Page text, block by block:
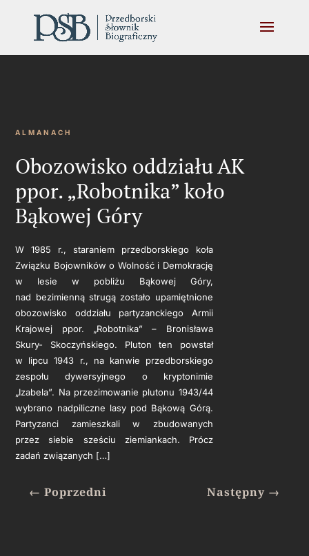
ALMANACH
Obozowisko oddziału AK
ppor. „Robotnika” koło
Bąkowej Góry
W 1985 r., staraniem przedborskiego koła
Związku Bojowników o Wolność i Demokrację
w lesie w pobliżu Bąkowej Góry,
nad bezimienną strugą zostało upamiętnione
obozowisko oddziału partyzanckiego Armii
Krajowej ppor. „Robotnika” – Bronisława
Skury- Skoczyńskiego. Pluton ten powstał
w lipcu 1943 r., na kanwie przedborskiego
zespołu dywersyjnego o kryptonimie
„Izabela”. Na przezimowanie plutonu 1943/44
wybrano nadpiliczne lasy pod Bąkową Górą.
Partyzanci zamieszkali w zbudowanych
przez siebie sześciu ziemiankach. Prócz
zadań związanych […]
←Poprzedni Następny→